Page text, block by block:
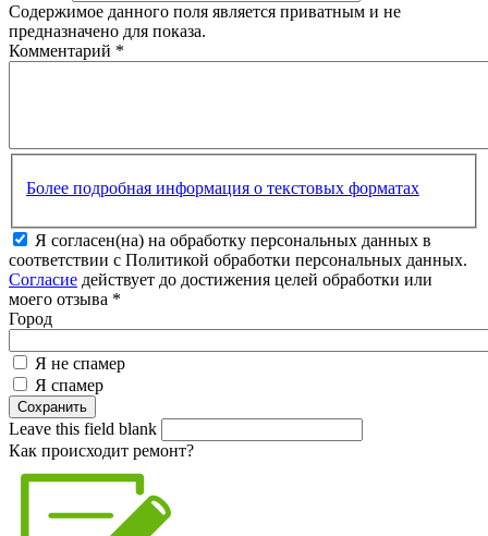
Содержимое данного поля является приватным и не
предназначено для показа.
Комментарий *
Более подробная информация о текстовых форматах
Я согласен(на) на обработку персональных данных в
соответствии с Политикой обработки персональных данных.
Согласие действует до достижения целей обработки или
моего отзыва *
Город
Я не спамер
Я спамер
Leave this field blank
Как происходит ремонт?